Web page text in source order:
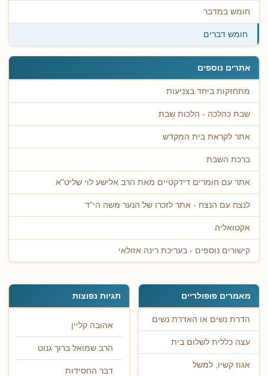
חומש במדבר
חומש דברים
אתרים נוספים
מתחזקות ביחד בצניעות
שבת כהלכה - הלכות שבת
אתר לקראת בית המקדש
ברכת השבת
אתר עם חומרים דידקטיים מאת הרב אלישע לוי שליט"א
לנצח עם הנצח - אתר לזכרו של הנער משה הי"ד
אקטואליה
קישורים נוספים - בעריכת רינה אזולאי
מאמרים פופולריים
הדרת נשים או האדרת נשים
עצה כללית לשלום בית
אגוז קשיו, למשל
תגיות נפוצות
אהובה קליין
הרב שמואל ברוך גנוט
דבר החסידות